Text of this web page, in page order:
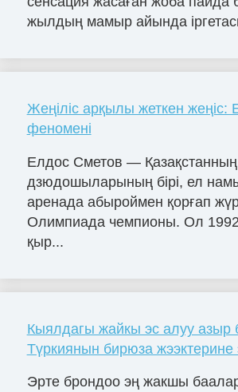
жылдың мамыр айында
Жеңіліс арқылы жеткен жеңіс:
феномені
Елдос Сметов —
дзюдошыларының бірі, ел
аренада абыроймен қорғап
Олимпиада чемпионы. Ол
қыр...
Кыялдагы жайкы эс алуу азыр
Түркиянын бирюза жээктерине
Эрте брондоо эң жакшы